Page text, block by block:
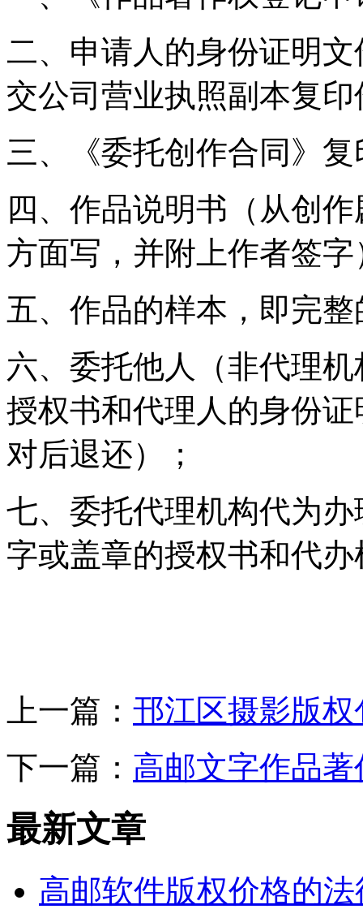
二、申请人的身份证明
交公司营业执照副本复印
三、《委托创作合同》
四、作品说明书（从创
方面写，并附上作者签字
五、作品的样本，即完
六、委托他人（非代理
授权书和代理人的身份
对后退还）；
七、委托代理机构代为
字或盖章的授权书和代
上一篇： 邗江区摄影版
下一篇： 高邮文字作品
最新文章
高邮软件版权价格的